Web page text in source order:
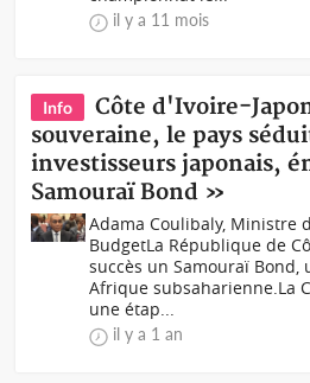
il y a 11 mois
Info
Côte d'Ivoire-
souveraine, le pays
investisseurs japonais,
Samouraï Bond »
Adama Coulibaly, Ministre
BudgetLa République de
succès un Samouraï Bond,
Afrique subsaharienne.La
une étap...
il y a 1 an